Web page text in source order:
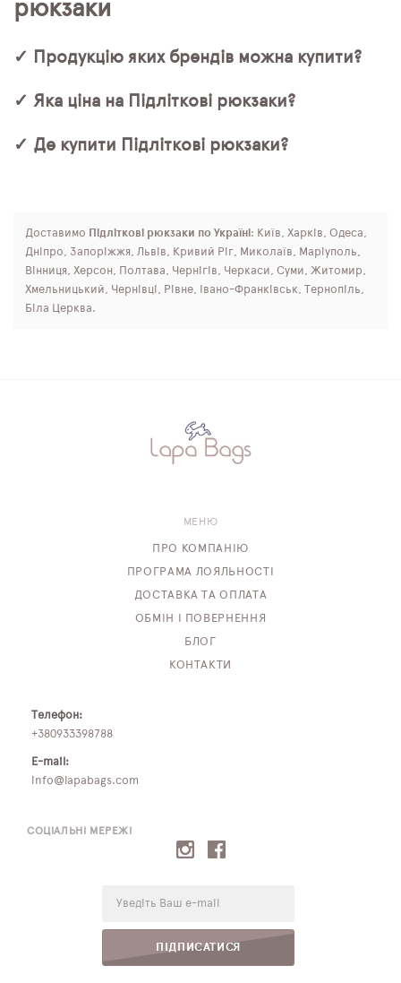
рюкзаки
✓ Продукцію яких брендів можна купити?
✓ Яка ціна на Підліткові рюкзаки?
✓ Де купити Підліткові рюкзаки?
Доставимо Підліткові рюкзаки по Україні : Київ, Харків, Одеса,
Дніпро, Запоріжжя, Львів, Кривий Ріг, Миколаїв, Маріуполь,
Вінниця, Херсон, Полтава, Чернігів, Черкаси, Суми, Житомир,
Хмельницький, Чернівці, Рівне, Івано-Франківськ, Тернопіль,
Біла Церква.
СОЦІАЛЬНІ МЕРЕЖІ
ПІДПИСАТИСЯ
МЕНЮ
ПРО КОМПАНІЮ
ПРОГРАМА ЛОЯЛЬНОСТІ
ДОСТАВКА ТА ОПЛАТА
ОБМІН І ПОВЕРНЕННЯ
БЛОГ
КОНТАКТИ
Телефон:
+380933398788
E-mail:
info@lapabags.com